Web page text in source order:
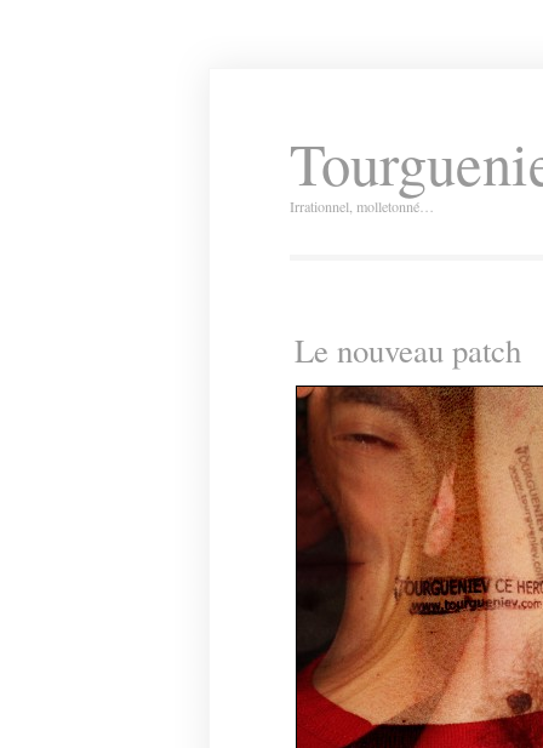
Irrationnel, molletonné…
Le nouveau patch